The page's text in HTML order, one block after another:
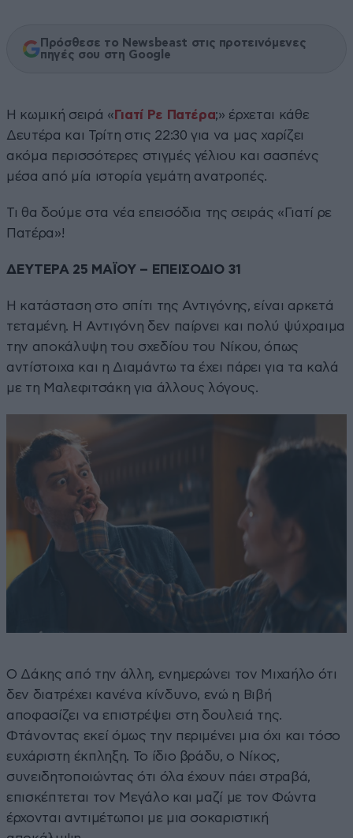
Πρόσθεσε το Newsbeast στις προτεινόμενες
πηγές σου στη Google
Η κωμική σειρά « Γιατί Ρε Πατέρα;» έρχεται κάθε
Δευτέρα και Τρίτη στις 22:30 για να μας χαρίζει
ακόμα περισσότερες στιγμές γέλιου και σασπένς
μέσα από μία ιστορία γεμάτη ανατροπές.
Τι θα δούμε στα νέα επεισόδια της σειράς «Γιατί ρε
Πατέρα»!
ΔΕΥΤΕΡΑ 25 ΜΑΪΟΥ – ΕΠΕΙΣΟΔΙΟ 31
Η κατάσταση στο σπίτι της Αντιγόνης, είναι αρκετά
τεταμένη. Η Αντιγόνη δεν παίρνει και πολύ ψύχραιμα
την αποκάλυψη του σχεδίου του Νίκου, όπως
αντίστοιχα και η Διαμάντω τα έχει πάρει για τα καλά
με τη Μαλεφιτσάκη για άλλους λόγους.
Ο Δάκης από την άλλη, ενημερώνει τον Μιχαήλο ότι
δεν διατρέχει κανένα κίνδυνο, ενώ η Βιβή
αποφασίζει να επιστρέψει στη δουλειά της.
Φτάνοντας εκεί όμως την περιμένει μια όχι και τόσο
ευχάριστη έκπληξη. Το ίδιο βράδυ, ο Νίκος,
συνειδητοποιώντας ότι όλα έχουν πάει στραβά,
επισκέπτεται τον Μεγάλο και μαζί με τον Φώντα
έρχονται αντιμέτωποι με μια σοκαριστική